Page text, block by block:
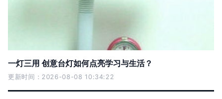
一灯三用 创意台灯如何点亮学习与生活？
更新时间：2026-08-08 10:34:22